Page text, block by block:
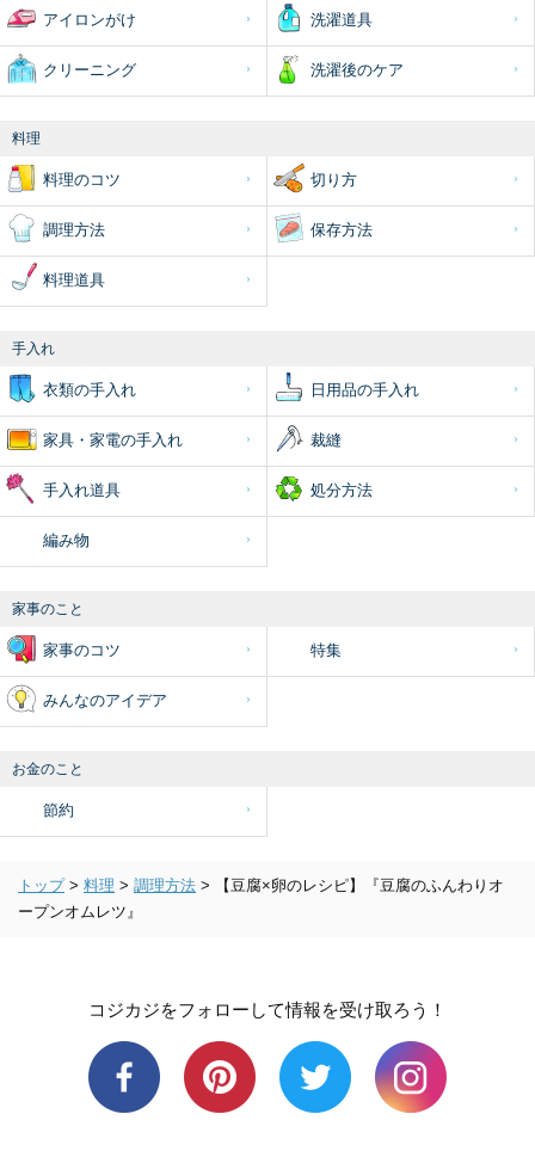
アイロンがけ 洗濯道具
クリーニング 洗濯後のケア
料理
料理のコツ 切り方
調理方法 保存方法
料理道具
手入れ
衣類の手入れ 日用品の手入れ
家具・家電の手入れ 裁縫
手入れ道具 処分方法
編み物
家事のこと
家事のコツ 特集
みんなのアイデア
お金のこと
節約
トップ > 料理 > 調理方法 >
【豆腐×卵のレシピ】『豆腐のふんわりオ
ープンオムレツ』
コジカジをフォローして情報を受け取ろう！